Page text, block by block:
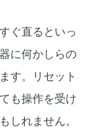
ぐ直るといっ
に何かしらの
す。リセット
も操作を受け
しれません。